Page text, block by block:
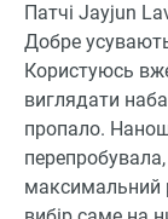
Патчі Jayjun
Добре
Користуюсь
виглядати
пропало.
максимальний